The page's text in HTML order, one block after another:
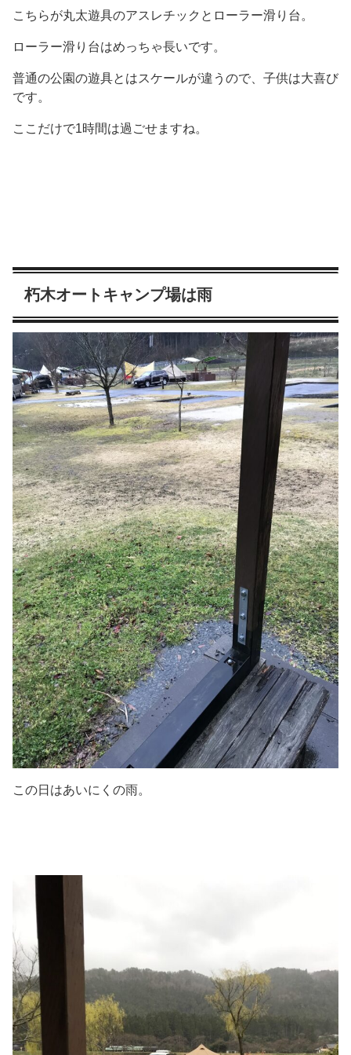
こちらが丸太遊具のアスレチックとローラー滑り台。
ローラー滑り台はめっちゃ長いです。
普通の公園の遊具とはスケールが違うので、子供は大喜び
です。
ここだけで1時間は過ごせますね。
朽木オートキャンプ場は雨
この日はあいにくの雨。